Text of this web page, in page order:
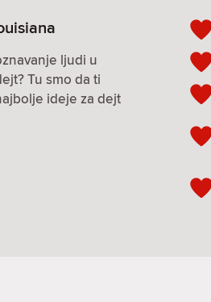
ljudi u
Tu smo da ti
ideje za dejt